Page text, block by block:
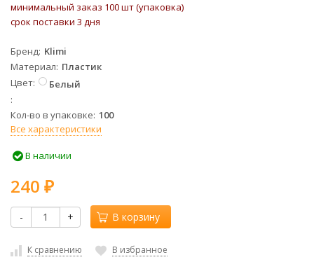
минимальный заказ 100 шт (упаковка)
срок поставки 3 дня
Бренд Klimi
Материал Пластик
Цвет
Белый
Кол-во в упаковке 100
Все характеристики
В наличии
240 ₽
- + В корзину
К сравнению В избранное